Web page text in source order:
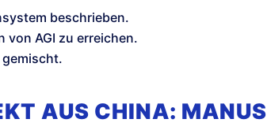
beschrieben.
von AGI zu erreichen.
gemischt.
AUS CHINA: MANUS